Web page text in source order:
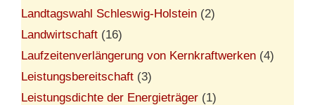
Landtagswahl Schleswig-Holstein (2)
Landwirtschaft (16)
Laufzeitenverlängerung von Kernkraftwerken (4)
Leistungsbereitschaft (3)
Leistungsdichte der Energieträger (1)